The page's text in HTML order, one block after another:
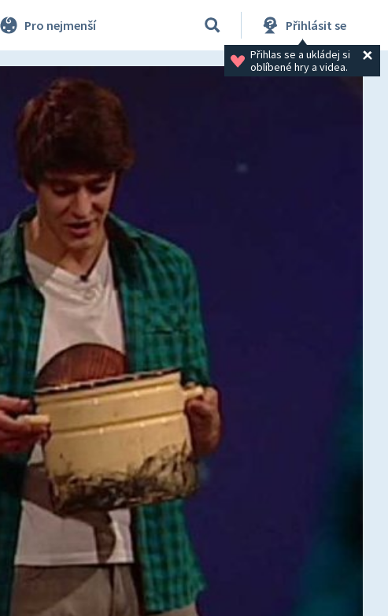
Pro nejmenší Přihlásit se
Přihlas se a ukládej si
oblíbené hry a videa.